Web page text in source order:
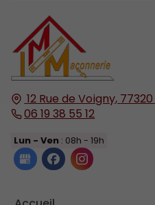
12 Rue de Voigny, 77320
06 19 38 55 12
Lun - Ven : 08h - 19h